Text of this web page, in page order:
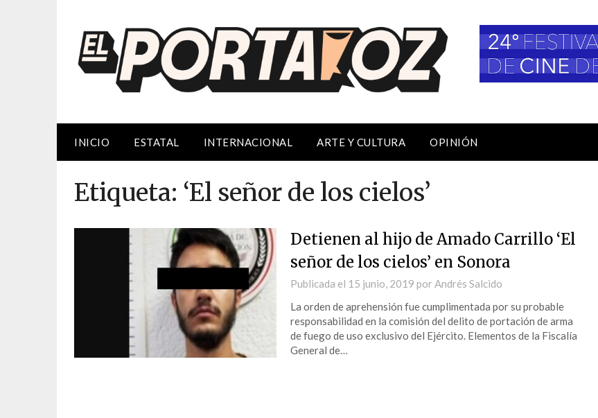
INICIO ESTATAL INTERNACIONAL ARTE Y CULTURA OPINIÓN
Etiqueta: ‘El señor de los cielos’
Detienen al hijo de Amado Carrillo ‘El
señor de los cielos’ en Sonora
Publicada el 15 junio, 2019 por Andrés Salcido
La orden de aprehensión fue cumplimentada por su probable
responsabilidad en la comisión del delito de portación de arma
de fuego de uso exclusivo del Ejército. Elementos de la Fiscalía
General de…